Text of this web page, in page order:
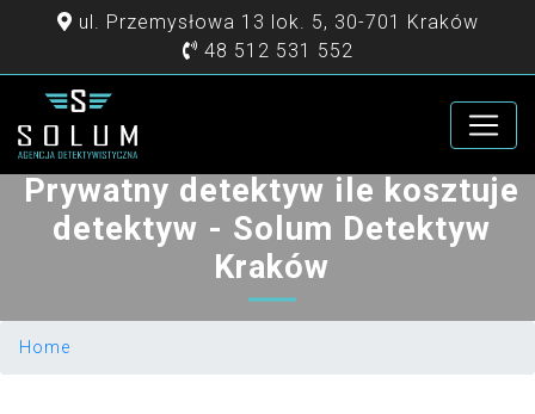
ul. Przemysłowa 13 lok. 5, 30-701 Kraków
48 512 531 552
Prywatny detektyw ile kosztuje
detektyw - Solum Detektyw
Kraków
Home